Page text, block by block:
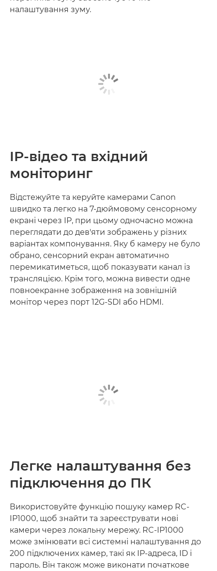
налаштування зуму.
IP-відео та вхідний
моніторинг
Відстежуйте та керуйте камерами Canon
швидко та легко на 7-дюймовому сенсорному
екрані через IP, при цьому одночасно можна
переглядати до дев'яти зображень у різних
варіантах компонування. Яку б камеру не було
обрано, сенсорний екран автоматично
перемикатиметься, щоб показувати канал із
трансляцією. Крім того, можна вивести одне
повноекранне зображення на зовнішній
монітор через порт 12G-SDI або HDMI.
Легке налаштування без
підключення до ПК
Використовуйте функцію пошуку камер RC-
IP1000, щоб знайти та зареєструвати нові
камери через локальну мережу. RC-IP1000
може змінювати всі системні налаштування до
200 підключених камер, такі як IP-адреса, ID і
пароль. Він також може виконати початкове